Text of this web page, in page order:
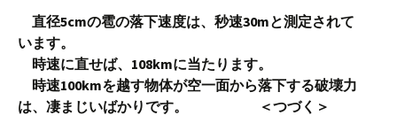
直径5cmの雹の落下速度は、秒速30mと測定されて
います。
時速に直せば、108kmに当たります。
時速100kmを越す物体が空一面から落下する破壊力
は、凄まじいばかりです。 ＜つづく＞